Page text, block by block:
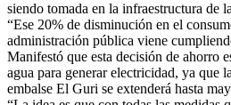
siendo tomada en la infraestructura de
“Ese 20% de disminución en el
administración pública viene
Manifestó que esta decisión de ahorro
agua para generar electricidad, ya que
embalse El Guri se extenderá hasta